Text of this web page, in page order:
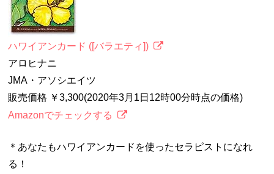
ハワイアンカード ([バラエティ])
アロヒナニ
JMA・アソシエイツ
販売価格 ￥3,300(2020年3月1日12時00分時点の価格)
Amazonでチェックする
＊あなたもハワイアンカードを使ったセラピストになれ
る！